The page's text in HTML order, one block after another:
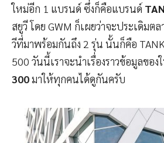
ใหม่อีก 1 แบรนด์ ซึ่งก็คือแบรนด์
สยูวี โดย GWM ก็เผยว่าจะประเดิมต
วีที่มาพร้อมกันถึง 2 รุ่น นั้นก็คือ
500 วันนี้เราจะนำเรื่องราวข้อมูลของ
300มาให้ทุกคนได้ดูกันครับ